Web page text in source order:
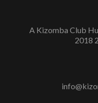
A Kizomba Club
2018